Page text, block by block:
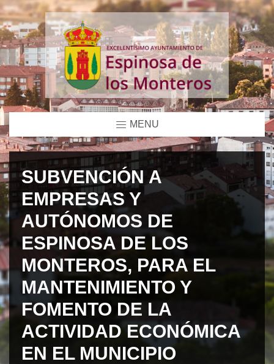
MENU
SUBVENCIÓN A
EMPRESAS Y
AUTÓNOMOS DE
ESPINOSA DE LOS
MONTEROS, PARA EL
MANTENIMIENTO Y
FOMENTO DE LA
ACTIVIDAD ECONÓMICA
EN EL MUNICIPIO